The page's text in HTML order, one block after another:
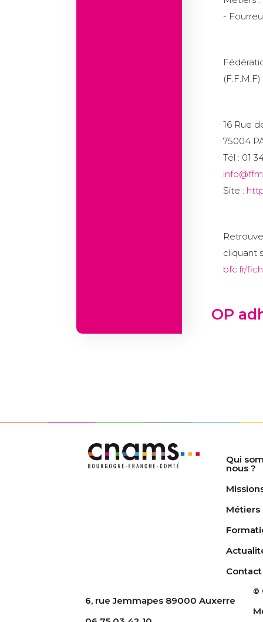
-
(F.F.M.F)
16 Rue
75004
Tél : 01
Site :
cliquant
bfc.fr/
OP
Qui
nous ?
Métiers
Contact
6, rue Jemmapes 89000 Auxerre
©